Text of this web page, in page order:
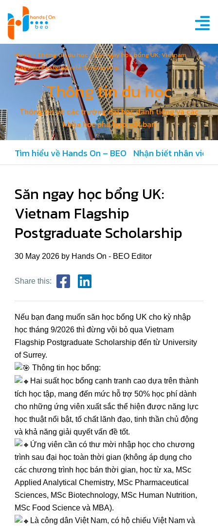
Home› Thông tin du học›Săn ngay học bổng UK: Vietnam
Flagship Postgraduate Scholarship
Thông tin du học
Thông tin về các trường đại học danh tiếng và các
khóa học phù hợp với bạn
Tìm hiểu về Hands On – BEO Nhận biết nhân viên
Săn ngay học bổng UK:
Vietnam Flagship
Postgraduate Scholarship
30 May 2026 by Hands On - BEO Editor
Share this:
Nếu bạn đang muốn săn học bổng UK cho kỳ nhập
học tháng 9/2026 thì đừng vội bỏ qua Vietnam
Flagship Postgraduate Scholarship đến từ University
of Surrey.
Thông tin học bổng:
Hai suất học bổng cạnh tranh cao dựa trên thành
tích học tập, mang đến mức hỗ trợ 50% học phí dành
cho những ứng viên xuất sắc thể hiện được năng lực
học thuật nổi bật, tố chất lãnh đạo, tinh thần chủ động
và khả năng giải quyết vấn đề tốt.
Ứng viên cần có thư mời nhập học cho chương
trình sau đại học toàn thời gian (không áp dụng cho
các chương trình học bán thời gian, học từ xa, MSc
Applied Analytical Chemistry, MSc Pharmaceutical
Sciences, MSc Biotechnology, MSc Human Nutrition,
MSc Food Science và MBA).
Là công dân Việt Nam, có hộ chiếu Việt Nam và